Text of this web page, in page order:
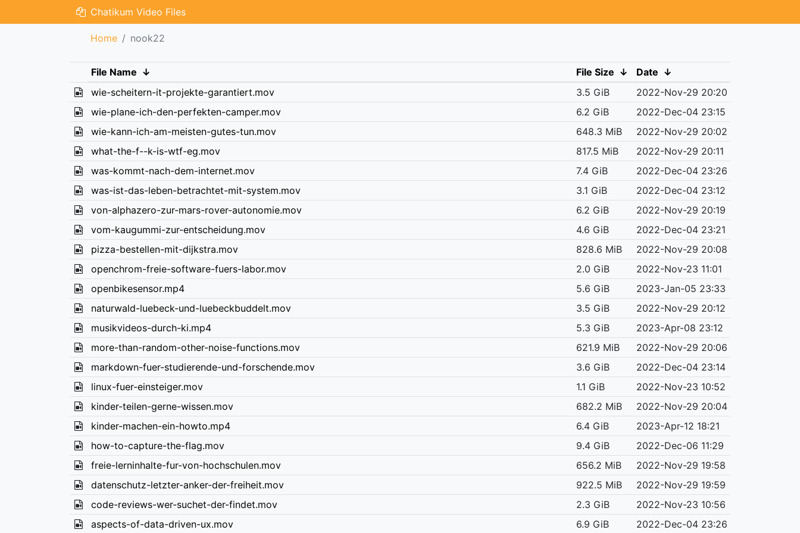
Chatikum Video Files
Home nook22
File Name ↓ File Size ↓ Date ↓
wie-scheitern-it-projekte-garantiert.mov
3.5 GiB
2022-Nov-29 20:20
wie-plane-ich-den-perfekten-camper.mov
6.2 GiB
2022-Dec-04 23:15
wie-kann-ich-am-meisten-gutes-tun.mov
648.3 MiB
2022-Nov-29 20:02
what-the-f--k-is-wtf-eg.mov
817.5 MiB
2022-Nov-29 20:11
was-kommt-nach-dem-internet.mov
7.4 GiB
2022-Dec-04 23:26
was-ist-das-leben-betrachtet-mit-system.mov
3.1 GiB
2022-Dec-04 23:12
von-alphazero-zur-mars-rover-autonomie.mov
6.2 GiB
2022-Nov-29 20:19
vom-kaugummi-zur-entscheidung.mov
4.6 GiB
2022-Dec-04 23:21
pizza-bestellen-mit-dijkstra.mov
828.6 MiB
2022-Nov-29 20:08
openchrom-freie-software-fuers-labor.mov
2.0 GiB
2022-Nov-23 11:01
openbikesensor.mp4
5.6 GiB
2023-Jan-05 23:33
naturwald-luebeck-und-luebeckbuddelt.mov
3.5 GiB
2022-Nov-29 20:12
musikvideos-durch-ki.mp4
5.3 GiB
2023-Apr-08 23:12
more-than-random-other-noise-functions.mov
621.9 MiB
2022-Nov-29 20:06
markdown-fuer-studierende-und-forschende.mov
3.6 GiB
2022-Dec-04 23:14
linux-fuer-einsteiger.mov
1.1 GiB
2022-Nov-23 10:52
kinder-teilen-gerne-wissen.mov
682.2 MiB
2022-Nov-29 20:04
kinder-machen-ein-howto.mp4
6.4 GiB
2023-Apr-12 18:21
how-to-capture-the-flag.mov
9.4 GiB
2022-Dec-06 11:29
freie-lerninhalte-fur-von-hochschulen.mov
656.2 MiB
2022-Nov-29 19:58
datenschutz-letzter-anker-der-freiheit.mov
922.5 MiB
2022-Nov-29 19:59
code-reviews-wer-suchet-der-findet.mov
2.3 GiB
2022-Nov-23 10:56
aspects-of-data-driven-ux.mov
6.9 GiB 2022-Dec-04 23:26